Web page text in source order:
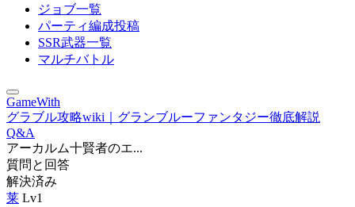
ジョブ一覧
パーティ編成投稿
SSR武器一覧
マルチバトル
GameWith
グラブル攻略wiki｜グランブルーファンタジー徹底解説
Q&A
アーカルム十賢者のエ...
質問と回答
解決済み
莱 Lv1